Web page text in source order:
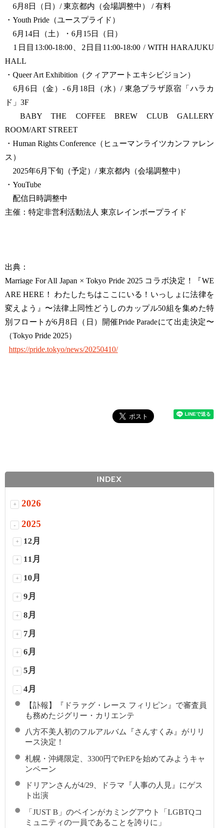
6月8日（日）/ 東京都内（会場調整中） / 有料
・Youth Pride（ユースプライド）
6月14日（土）・6月15日（日）
1日目13:00-18:00、2日目11:00-18:00 / WITH HARAJUKU
HALL
・Queer Art Exhibition（クィアアートエキシビジョン）
6月6日（金）- 6月18日（水）/ 東急プラザ原宿「ハラカ
ド」3F
BABY THE COFFEE BREW CLUB GALLERY
ROOM/ART STREET
・Human Rights Conference（ヒューマンライツカンファレン
ス）
2025年6月下旬（予定）/ 東京都内（会場調整中）
・YouTube
配信日時調整中
主催：特定非営利活動法人 東京レインボープライド
出典：
Marriage For All Japan × Tokyo Pride 2025 コラボ決定！『WE
ARE HERE！ わたしたちはここにいる！いっしょに法律を
変えよう』〜法律上同性どうしのカップル50組を集めた特
別フロートが6月8日（日）開催Pride Paradeにて出走決定〜
（Tokyo Pride 2025）
https://pride.tokyo/news/20250410/
INDEX
+ 2026
- 2025
+ 12月
+ 11月
+ 10月
+ 9月
+ 8月
+ 7月
+ 6月
+ 5月
- 4月
【訃報】『ドラァグ・レース フィリピン』で審査員
も務めたジグリー・カリエンテ
八方不美人初のフルアルバム『さんすくみ』がリリ
ース決定！
札幌・沖縄限定、3300円でPrEPを始めてみようキャ
ンペーン
ドリアンさんが4/29、ドラマ『人事の人見』にゲス
ト出演
「JUST B」のベインがカミングアウト「LGBTQコ
ミュニティの一員であることを誇りに」